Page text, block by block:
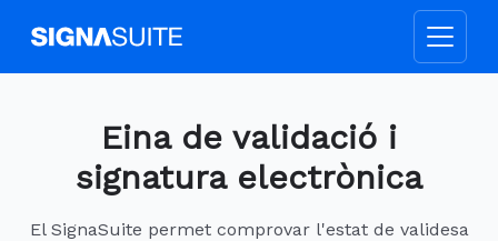
Eina de validació i
signatura electrònica
El SignaSuite permet comprovar l'estat de validesa